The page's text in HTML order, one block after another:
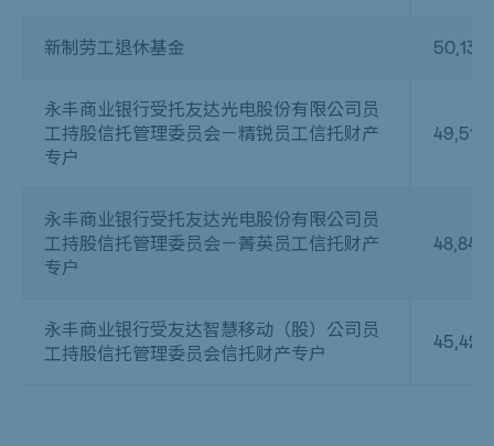
新制劳工退休基金
永丰商业银行受托友达光电股份有限公司员
工持股信托管理委员会－精锐员工信托财产
专户
永丰商业银行受托友达光电股份有限公司员
工持股信托管理委员会－菁英员工信托财产
专户
永丰商业银行受友达智慧移动（股）公司员
工持股信托管理委员会信托财产专户